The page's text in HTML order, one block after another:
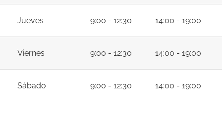
Jueves 9:00 - 12:30 14:00 - 19:00
Viernes 9:00 - 12:30 14:00 - 19:00
Sábado 9:00 - 12:30 14:00 - 19:00